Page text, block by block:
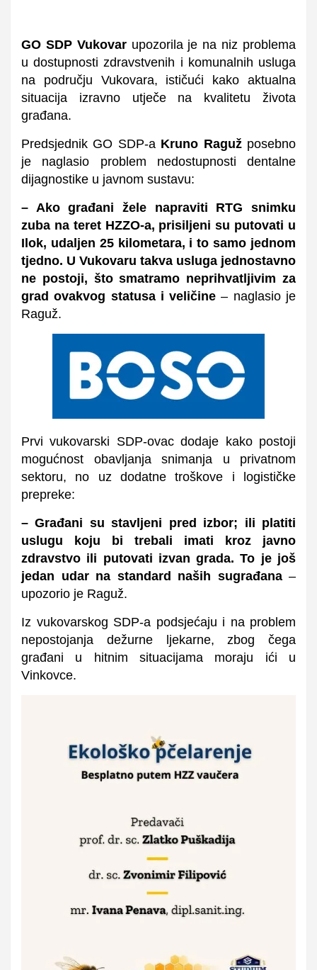
GO SDP Vukovarupozorila je na niz problema
u dostupnosti zdravstvenih i komunalnih usluga
na području Vukovara, ističući kako aktualna
situacija izravno utječe na kvalitetu života
građana.
Predsjednik GO SDP-a Kruno Ragužposebno
je naglasio problem nedostupnosti dentalne
dijagnostike u javnom sustavu:
– Ako građani žele napraviti RTG snimku
zuba na teret HZZO-a, prisiljeni su putovati u
Ilok, udaljen 25 kilometara, i to samo jednom
tjedno. U Vukovaru takva usluga jednostavno
ne postoji, što smatramo neprihvatljivim za
grad ovakvog statusa i veličine – naglasio je
Raguž.
Prvi vukovarski SDP-ovac dodaje kako postoji
mogućnost obavljanja snimanja u privatnom
sektoru, no uz dodatne troškove i logističke
prepreke:
– Građani su stavljeni pred izbor; ili platiti
uslugu koju bi trebali imati kroz javno
zdravstvo ili putovati izvan grada. To je još
jedan udar na standard naših sugrađana–
upozorio je Raguž.
Iz vukovarskog SDP-a podsjećaju i na problem
nepostojanja dežurne ljekarne, zbog čega
građani u hitnim situacijama moraju ići u
Vinkovce.